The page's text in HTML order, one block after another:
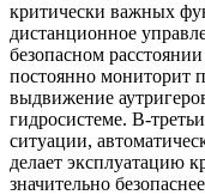
критически важных
дистанционное
безопасном
постоянно мониторит
выдвижение
гидросистеме. В-
ситуации,
делает эксплуатацию
значительно